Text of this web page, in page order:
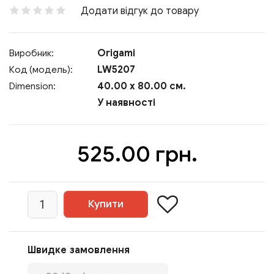
Додати відгук до товару
Виробник: Origami
Код (модель): LW5207
Dimension:
40.00 x 80.00 см.
У наявності
525.00 грн.
Швидке замовлення